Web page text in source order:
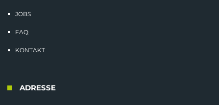
JOBS
FAQ
KONTAKT
ADRESSE